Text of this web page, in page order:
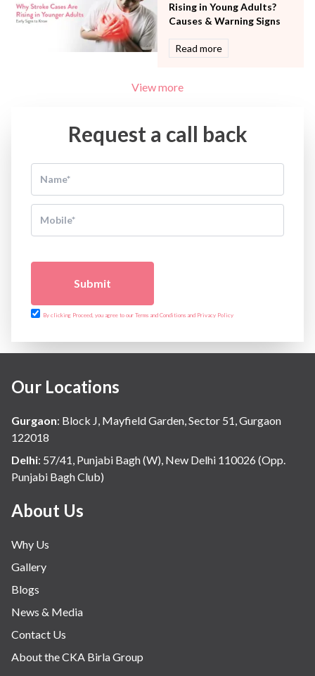
Rising in Young Adults?
Causes & Warning Signs
Read more
View more
Request a call back
Submit
By clicking Proceed, you agree to our Terms and Conditions and Privacy Policy
Our Locations
Gurgaon: Block J, Mayfield Garden, Sector 51, Gurgaon
122018
Delhi: 57/41, Punjabi Bagh (W), New Delhi 110026 (Opp.
Punjabi Bagh Club)
About Us
Why Us
Gallery
Blogs
News & Media
Contact Us
About the CKA Birla Group